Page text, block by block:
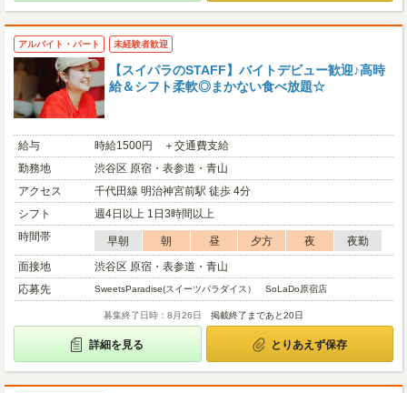
アルバイト・パート 未経験者歓迎
【スイパラのSTAFF】バイトデビュー歓迎♪高時
給＆シフト柔軟◎まかない食べ放題☆
給与
時給1500円 ＋交通費支給
勤務地
渋谷区 原宿・表参道・青山
アクセス
千代田線 明治神宮前駅 徒歩 4分
シフト
週4日以上 1日3時間以上
時間帯
早朝 朝 昼 夕方 夜
夜勤
面接地
渋谷区 原宿・表参道・青山
応募先
SweetsParadise(スイーツパラダイス） SoLaDo原宿店
募集終了日時：8月26日 掲載終了まであと20日
詳細を見る とりあえず保存